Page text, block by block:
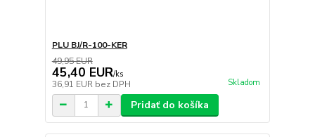
PLU BJ/R-100-KER
49,95 EUR
45,40 EUR/ks
36,91 EUR bez DPH Skladom
Pridať do košíka